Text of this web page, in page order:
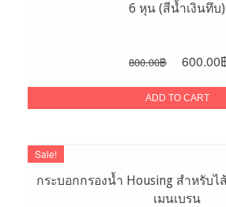
6 หุน (สีน้ำเงินทึบ)
800.00฿
Original
was:
600.00
ADD TO CART
Sale!
กระบอกกรองน้ำ Housing สำหรับไ
เมนเบรน